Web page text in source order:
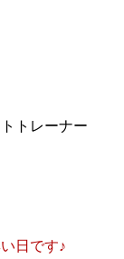
トレーナー
日です♪